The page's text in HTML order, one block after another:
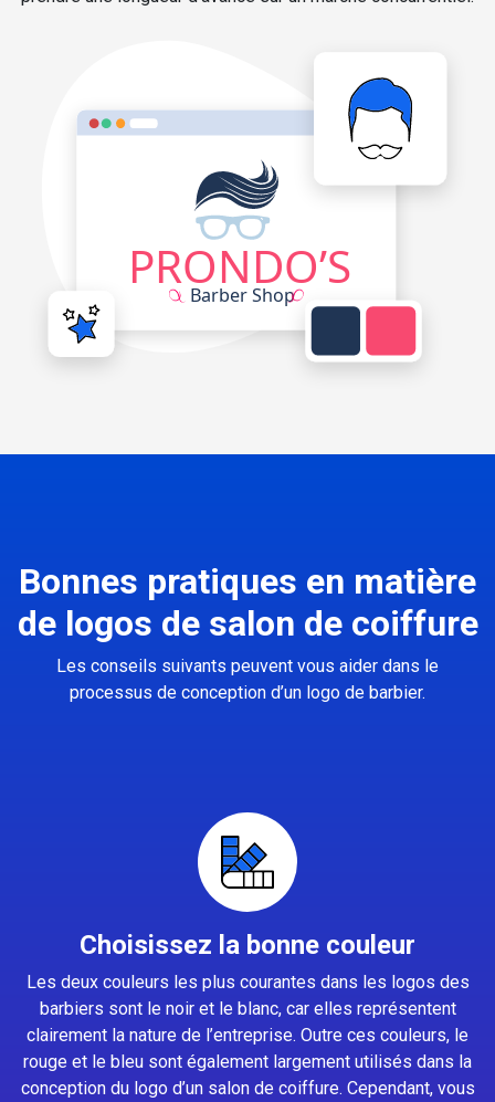
Bonnes pratiques en matière
de logos de salon de coiffure
Les conseils suivants peuvent vous aider dans le
processus de conception d’un logo de barbier.
Choisissez la bonne couleur
Les deux couleurs les plus courantes dans les logos des
barbiers sont le noir et le blanc, car elles représentent
clairement la nature de l’entreprise. Outre ces couleurs, le
rouge et le bleu sont également largement utilisés dans la
conception du logo d’un salon de coiffure. Cependant, vous